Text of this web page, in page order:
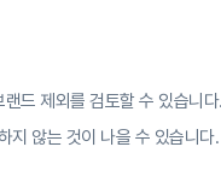
드 제외를 검토할 수 있습니
지 않는 것이 나을 수 있습니다.